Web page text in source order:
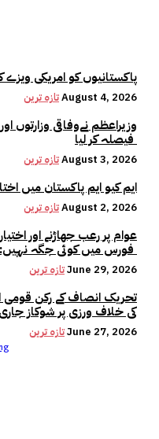
پاکستانیوں کو امریکی ویزے
تازہ ترینAugust 4, 2026
وزیراعظم نےوفاقی وزارتوں
تازہ ترینAugust 3, 2026
ایم کیو ایم پاکستان میں
تازہ ترینAugust 2, 2026
عوام پر رعب جھاڑنے اور
تازہ ترینJune 29, 2026
تحریک انصاف کے رکن قومی
کی خلاف ورزی پر شوکاز جاری
تازہ ترینJune 27, 2026